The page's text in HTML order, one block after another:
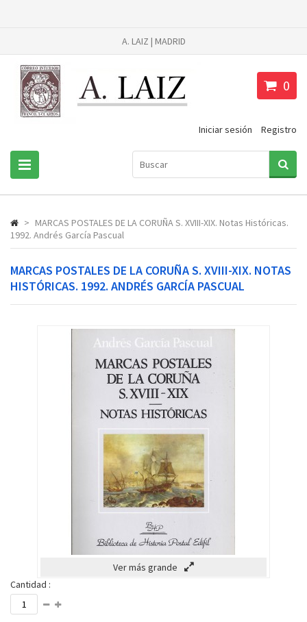
A. LAIZ | MADRID
0
Iniciar sesión Registro
> MARCAS POSTALES DE LA CORUÑA S. XVIII-XIX. Notas Históricas.
1992. Andrés García Pascual
MARCAS POSTALES DE LA CORUÑA S. XVIII-XIX. NOTAS
HISTÓRICAS. 1992. ANDRÉS GARCÍA PASCUAL
Ver más grande
Cantidad :